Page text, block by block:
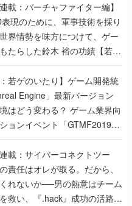
載：バーチャファイター編】
表現のために、軍事技術を採り
界情勢を味方につけて、ゲー
たらした鈴木 裕の功績【若ゲ
：若ゲのいたり】ゲーム開発統
Engine」最新バージョン
はどう変わる？ ゲーム業界向
ョンイベント「GTMF2019」
り理解を深めよう【PR】
載：サイバーコネクトツー
責任はオレが取る。だから、
れないか──男の熱意はチーム
救い、『.hack』成功の活路を